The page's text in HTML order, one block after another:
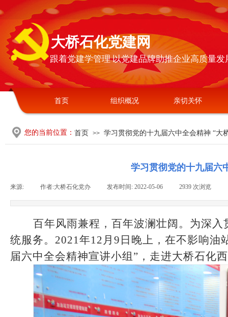
首页 组织概况 亲切关怀
大桥石化党建网
跟着党建学管理 以党建品牌助推企业高质量发
首页 >> 学习贯彻党的十九届六中全会精神 “大
您的当前位置：
学习贯彻党的十九届六
来源: 作者:大桥石化党办 发布时间: 2022-05-06 2939 次浏览
百年风雨兼程，百年波澜壮阔。为深
统服务。 2021年12月9日晚上，在不影响油
届六中全会精神宣讲小组 ” ，走进大桥石化